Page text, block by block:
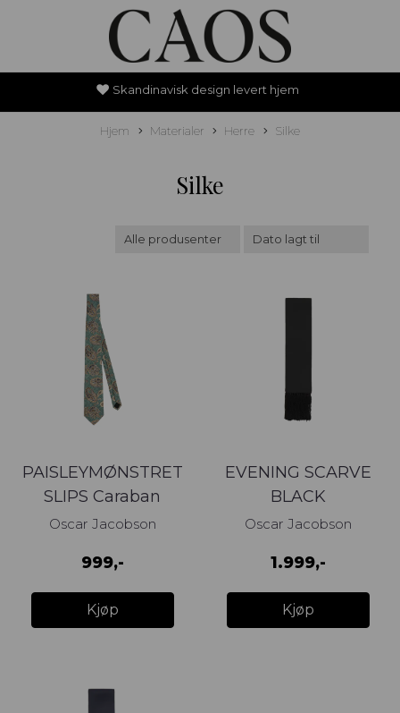
Skandinavisk design levert hjem
Hjem Materialer Herre Silke
Silke
PAISLEYMØNSTRET
SLIPS Caraban
Green
Oscar Jacobson
999,-
Kjøp
EVENING SCARVE
BLACK
Oscar Jacobson
1.999,-
Kjøp